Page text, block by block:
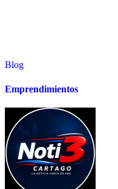
Blog
Emprendimientos